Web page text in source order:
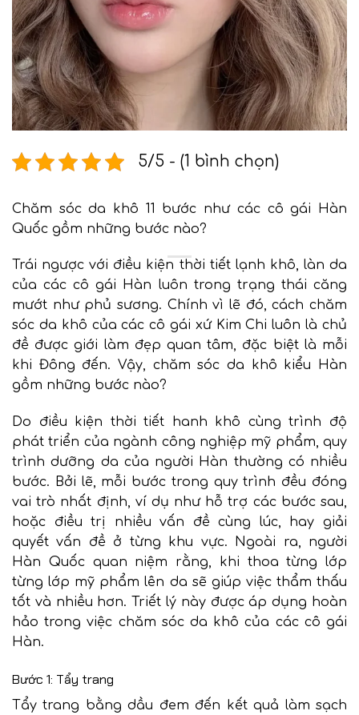
5/5 - (1 bình chọn)
Chăm sóc da khô 11 bước như các cô gái Hàn
Quốc gồm những bước nào?
Trái ngược với điều kiện thời tiết lạnh khô, làn da
của các cô gái Hàn luôn trong trạng thái căng
mướt như phủ sương. Chính vì lẽ đó, cách chăm
sóc da khô của các cô gái xứ Kim Chi luôn là chủ
đề được giới làm đẹp quan tâm, đặc biệt là mỗi
khi Đông đến. Vậy, chăm sóc da khô kiểu Hàn
gồm những bước nào?
Do điều kiện thời tiết hanh khô cùng trình độ
phát triển của ngành công nghiệp mỹ phẩm, quy
trình dưỡng da của người Hàn thường có nhiều
bước. Bởi lẽ, mỗi bước trong quy trình đều đóng
vai trò nhất định, ví dụ như hỗ trợ các bước sau,
hoặc điều trị nhiều vấn đề cùng lúc, hay giải
quyết vấn đề ở từng khu vực. Ngoài ra, người
Hàn Quốc quan niệm rằng, khi thoa từng lớp
từng lớp mỹ phẩm lên da sẽ giúp việc thẩm thấu
tốt và nhiều hơn. Triết lý này được áp dụng hoàn
hảo trong việc chăm sóc da khô của các cô gái
Hàn.
Bước 1: Tẩy trang
Tẩy trang bằng dầu đem đến kết quả làm sạch